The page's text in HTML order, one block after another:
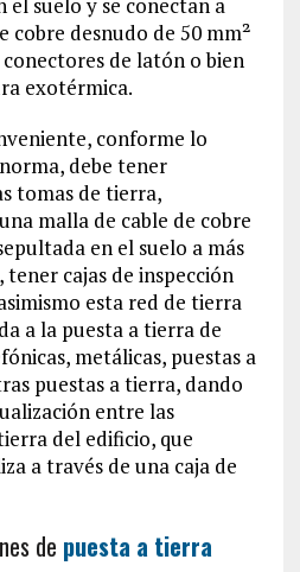
cobre desnudo de 50 mm²
de latón o bien
exotérmica.
conforme lo
debe tener
tomas de tierra,
malla de cable de cobre
en el suelo a más
cajas de inspección
esta red de tierra
a la puesta a tierra de
metálicas, puestas a
puestas a tierra, dando
entre las
del edificio, que
a través de una caja de
de puesta a tierra